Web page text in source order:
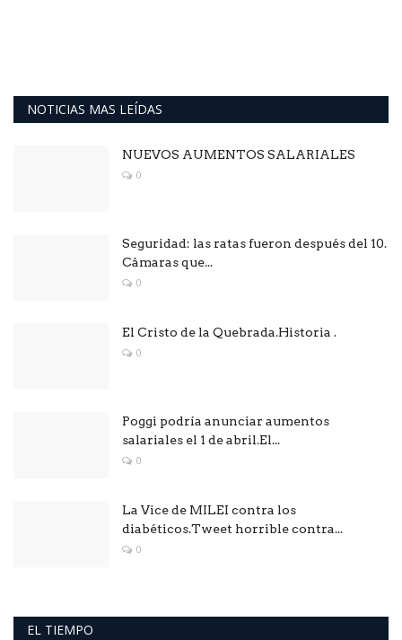
NOTICIAS MAS LEÍDAS
NUEVOS AUMENTOS SALARIALES
0
Seguridad: las ratas fueron después del 10.
Cámaras que...
0
El Cristo de la Quebrada.Historia .
0
Poggi podría anunciar aumentos
salariales el 1 de abril.El...
0
La Vice de MILEI contra los
diabéticos.Tweet horrible contra...
0
EL TIEMPO